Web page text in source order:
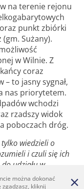
na terenie rejonu
punkt zbiórki
Sużany).
w Wilnie. Z
coraz
to jasny sygnał,
nas priorytetem.
wchodzi
rzadszy widok
poboczach dróg.
wiedzieli o
i czuli się ich
udziału w
dyskusji. Chcę, aby
punkty zbiórki nie
można dokonać
kliknij